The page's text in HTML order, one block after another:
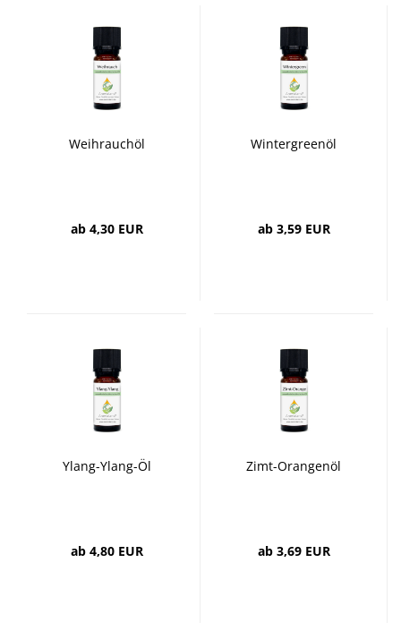
Weihrauchöl
ab 4,30 EUR
Wintergreenöl
ab 3,59 EUR
Ylang-Ylang-Öl
ab 4,80 EUR
Zimt-Orangenöl
ab 3,69 EUR